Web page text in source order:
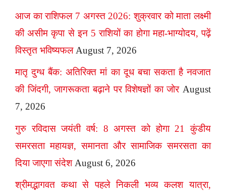
आज का राशिफल 7 अगस्त 2026: शुक्रवार को माता लक्ष्मी
की असीम कृपा से इन 5 राशियों का होगा महा-भाग्योदय, पढ़ें
विस्तृत भविष्यफल August 7, 2026
मातृ दुग्ध बैंक: अतिरिक्त मां का दूध बचा सकता है नवजात
की जिंदगी, जागरूकता बढ़ाने पर विशेषज्ञों का जोर August
7, 2026
गुरु रविदास जयंती वर्ष: 8 अगस्त को होगा 21 कुंडीय
समरसता महायज्ञ, समानता और सामाजिक समरसता का
दिया जाएगा संदेश August 6, 2026
श्रीमद्भागवत कथा से पहले निकली भव्य कलश यात्रा,